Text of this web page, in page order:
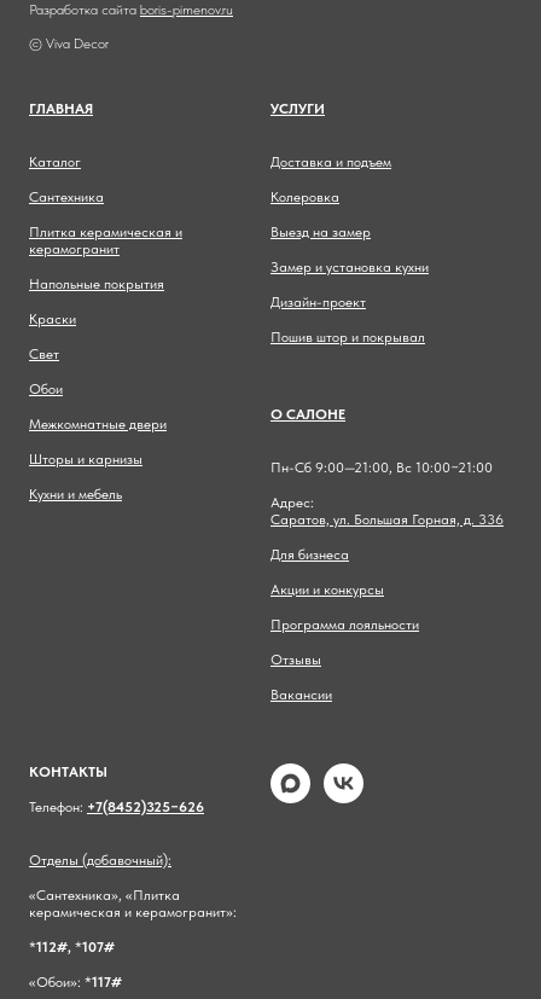
Разработка сайта boris-pimenov.ru
© Viva Decor
ГЛАВНАЯ
Каталог
Сантехника
Плитка керамическая и
керамогранит
Напольные покрытия
Краски
Свет
Обои
Межкомнатные двери
Шторы и карнизы
Кухни и мебель
УСЛУГИ
Доставка и подъем
Колеровка
Выезд на замер
Замер и установка кухни
Дизайн-проект
Пошив штор и покрывал
О САЛОНЕ
Пн-Сб 9:00—21:00, Вс 10:00−21:00
Адрес:
Саратов, ул. Большая Горная, д. 336
Для бизнеса
Акции и конкурсы
Программа лояльности
Отзывы
Вакансии
КОНТАКТЫ
Телефон: +7(8452)325−626
Отделы (добавочный):
«Сантехника», «Плитка
керамическая и керамогранит»:
*112#, *107#
«Обои»: *117#